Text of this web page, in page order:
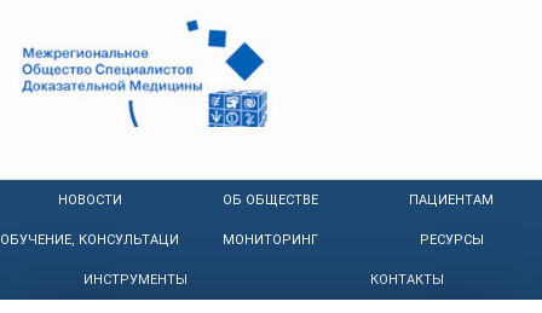
НОВОСТИ ОБ ОБЩЕСТВЕ ПАЦИЕНТАМ
ОБУЧЕНИЕ, КОНСУЛЬТАЦИИ МОНИТОРИНГ РЕСУРСЫ
ИНСТРУМЕНТЫ КОНТАКТЫ